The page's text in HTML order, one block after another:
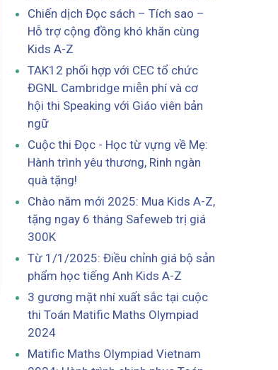
Chiến dịch Đọc sách – Tích sao –
Hỗ trợ cộng đồng khó khăn cùng
Kids A-Z
TAK12 phối hợp với CEC tổ chức
ĐGNL Cambridge miễn phí và cơ
hội thi Speaking với Giáo viên bản
ngữ
Cuộc thi Đọc - Học từ vựng về Mẹ:
Hành trình yêu thương, Rinh ngàn
quà tặng!
Chào năm mới 2025: Mua Kids A-Z,
tặng ngay 6 tháng Safeweb trị giá
300K
Từ 1/1/2025: Điều chỉnh giá bộ sản
phẩm học tiếng Anh Kids A-Z
3 gương mặt nhí xuất sắc tại cuộc
thi Toán Matific Maths Olympiad
2024
Matific Maths Olympiad Vietnam